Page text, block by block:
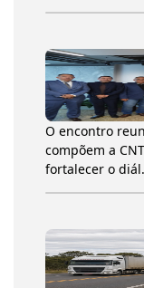
O encontro
compõem a
fortalecer o